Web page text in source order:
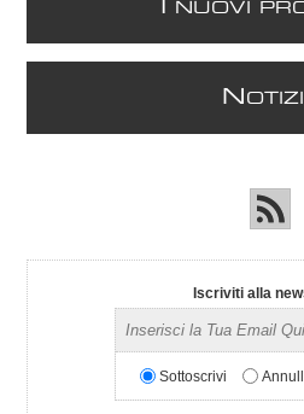
NUOVI
N
Iscriviti alla
Sottoscrivi